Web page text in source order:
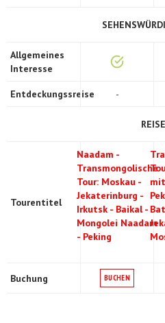
Allgemeines
Interesse
Entdeckungssreise -
REISE
Tourentitel
Naadam -
Transmongolische
Tour: Moskau -
Jekaterinburg -
Irkutsk - Baikal -
Mongolei Naadam
- Peking
Buchung BUCHEN